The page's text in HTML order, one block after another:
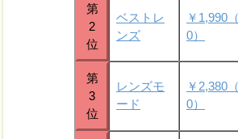
第
2
位
ベストレ
ンズ
￥1,990
0）
第
3
位
レンズモ
ード
￥2,380
0）